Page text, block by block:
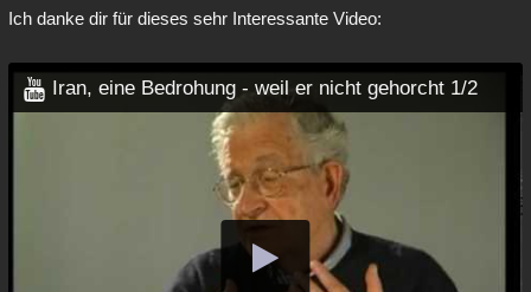
Übersichten
Besucht Teilgenommen Alle Neue Geschlossen
Schlüsselwörter
Ich danke dir für dieses sehr Interessante Video:
Iran, eine Bedrohung - weil er nicht gehorcht 1/2